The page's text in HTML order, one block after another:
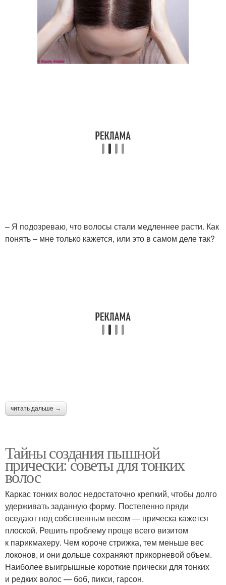
– Я подозреваю, что волосы стали медленнее расти. Как
понять – мне только кажется, или это в самом деле так?
читать дальше →
Тайны создания пышной
прически: советы для тонких
волос
Каркас тонких волос недостаточно крепкий, чтобы долго
удерживать заданную форму. Постепенно пряди
оседают под собственным весом — прическа кажется
плоской. Решить проблему проще всего визитом
к парикмахеру. Чем короче стрижка, тем меньше вес
локонов, и они дольше сохраняют прикорневой объем.
Наиболее выигрышные короткие прически для тонких
и редких волос — боб, пикси, гарсон.